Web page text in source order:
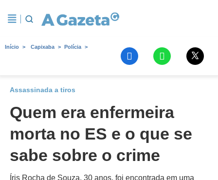
Início Capixaba Polícia
Assassinada a tiros
Quem era enfermeira
morta no ES e o que se
sabe sobre o crime
Íris Rocha de Souza, 30 anos, foi encontrada em uma